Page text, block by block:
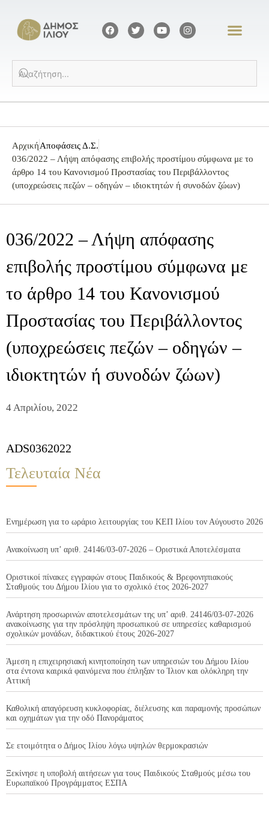
ΑρχικήΑποφάσεις Δ.Σ.
036/2022 – Λήψη απόφασης επιβολής προστίμου σύμφωνα με το
άρθρο 14 του Κανονισμού Προστασίας του Περιβάλλοντος
(υποχρεώσεις πεζών – οδηγών – ιδιοκτητών ή συνοδών ζώων)
036/2022 – Λήψη απόφασης
επιβολής προστίμου σύμφωνα με
το άρθρο 14 του Κανονισμού
Προστασίας του Περιβάλλοντος
(υποχρεώσεις πεζών – οδηγών –
ιδιοκτητών ή συνοδών ζώων)
4 Απριλίου, 2022
ADS0362022
Τελευταία Νέα
Ενημέρωση για το ωράριο λειτουργίας του ΚΕΠ Ιλίου τον Αύγουστο 2026
Ανακοίνωση υπ’ αριθ. 24146/03-07-2026 – Οριστικά Αποτελέσματα
Οριστικοί πίνακες εγγραφών στους Παιδικούς & Βρεφονηπιακούς
Σταθμούς του Δήμου Ιλίου για το σχολικό έτος 2026-2027
Ανάρτηση προσωρινών αποτελεσμάτων της υπ’ αριθ. 24146/03-07-2026
ανακοίνωσης για την πρόσληψη προσωπικού σε υπηρεσίες καθαρισμού
σχολικών μονάδων, διδακτικού έτους 2026-2027
Άμεση η επιχειρησιακή κινητοποίηση των υπηρεσιών του Δήμου Ιλίου
στα έντονα καιρικά φαινόμενα που έπληξαν το Ίλιον και ολόκληρη την
Αττική
Καθολική απαγόρευση κυκλοφορίας, διέλευσης και παραμονής προσώπων
και οχημάτων για την οδό Πανοράματος
Σε ετοιμότητα ο Δήμος Ιλίου λόγω υψηλών θερμοκρασιών
Ξεκίνησε η υποβολή αιτήσεων για τους Παιδικούς Σταθμούς μέσω του
Ευρωπαϊκού Προγράμματος ΕΣΠΑ